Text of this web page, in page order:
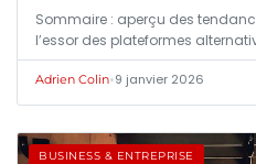
Sommaire : aperçu des
l’essor des plateformes
Adrien Colin•9 janvier 2026
BUSINESS & ENTREPRISE